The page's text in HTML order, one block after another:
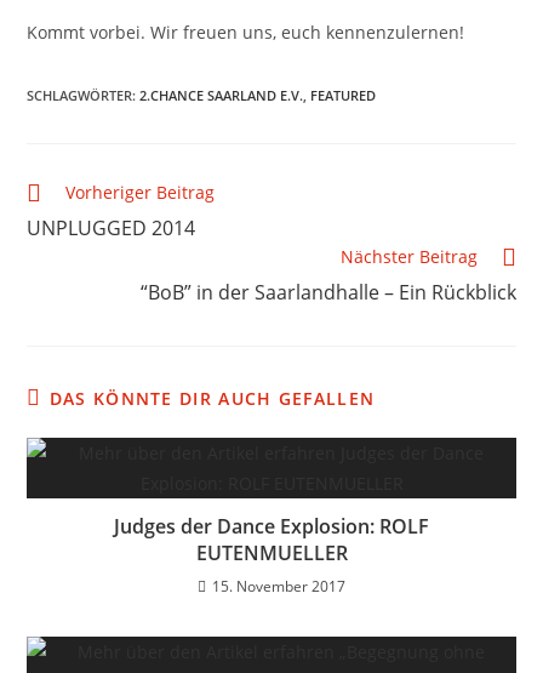
Kommt vorbei. Wir freuen uns, euch kennenzulernen!
SCHLAGWÖRTER:2.CHANCE SAARLAND E.V., FEATURED
Vorheriger Beitrag
UNPLUGGED 2014
Nächster Beitrag
“BoB” in der Saarlandhalle – Ein Rückblick
DAS KÖNNTE DIR AUCH GEFALLEN
Judges der Dance Explosion: ROLF
EUTENMUELLER
15. November 2017